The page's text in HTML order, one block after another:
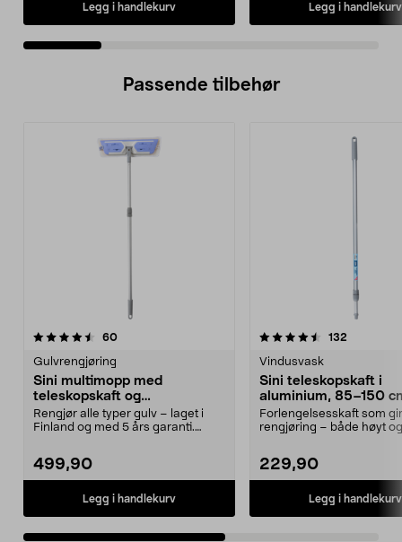
Legg i handlekurv Legg i handlekurv
Passende tilbehør
60anmeldelser
Gulvrengjøring
Sini multimopp med
teleskopskaft og
universalmopp
Rengjør alle typer gulv – laget i
Finland og med 5 års garanti.
499,90
Legg i handlekurv
4.5av 5 stjerner 132
Vindusvask
Sini teleskopskaft i
aluminium, 85–150
Forlengelsesskaft som
rengjøring – både høyt
229,90
Legg i handlekurv
4.5av 5 stjerner